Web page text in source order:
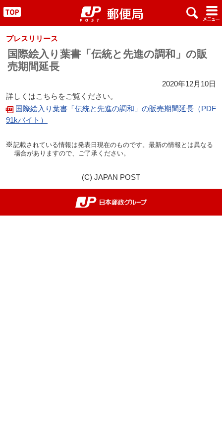
" x #
プレスリリース
国際絵入り葉書「伝統と先進の調和」の販
売期間延長
2020年12月10日
詳しくはこちらをご覧ください。
国際絵入り葉書「伝統と先進の調和」の販売期間延長（PDF
91kバイト）
記載されている情報は発表日現在のものです。最新の情報とは異なる
場合がありますので、ご了承ください。
(C) JAPAN POST